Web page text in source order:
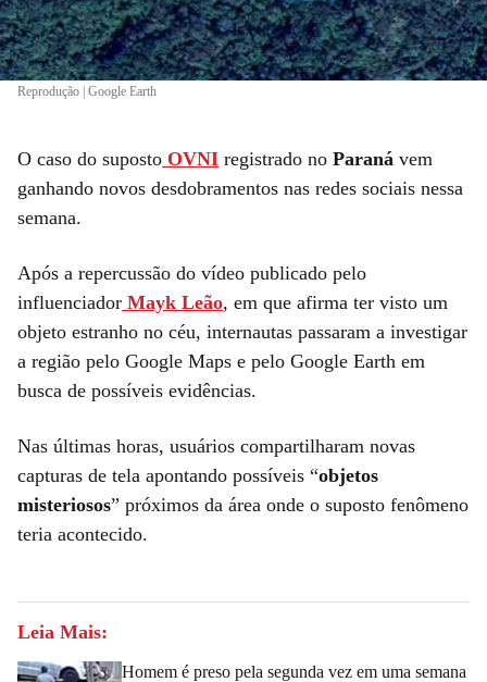
Reprodução | Google Earth
O caso do suposto OVNI registrado no Paraná vem
ganhando novos desdobramentos nas redes sociais nessa
semana.
Após a repercussão do vídeo publicado pelo
influenciador Mayk Leão, em que afirma ter visto um
objeto estranho no céu, internautas passaram a investigar
a região pelo Google Maps e pelo Google Earth em
busca de possíveis evidências.
Nas últimas horas, usuários compartilharam novas
capturas de tela apontando possíveis “objetos
misteriosos” próximos da área onde o suposto fenômeno
teria acontecido.
Leia Mais:
Homem é preso pela segunda vez em uma semana